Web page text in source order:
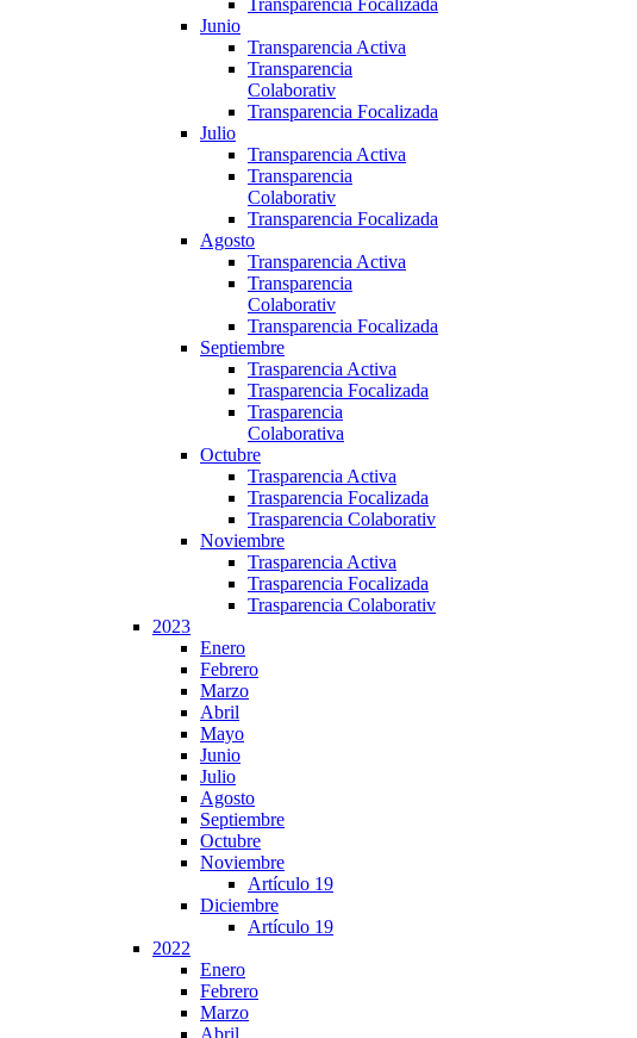
Junio
Transparencia Activa
Transparencia
Colaborativ
Transparencia Focalizada
Julio
Transparencia Activa
Transparencia
Colaborativ
Transparencia Focalizada
Agosto
Transparencia Activa
Transparencia
Colaborativ
Transparencia Focalizada
Septiembre
Trasparencia Activa
Trasparencia Focalizada
Trasparencia
Colaborativa
Octubre
Trasparencia Activa
Trasparencia Focalizada
Trasparencia Colaborativ
Noviembre
Trasparencia Activa
Trasparencia Focalizada
Trasparencia Colaborativ
2023
Enero
Febrero
Marzo
Abril
Mayo
Junio
Julio
Agosto
Septiembre
Octubre
Noviembre
Artículo 19
Diciembre
Artículo 19
2022
Enero
Febrero
Marzo
Abril